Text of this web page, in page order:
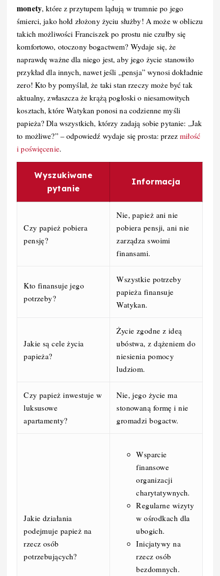
monety, które z przytupem lądują w trumnie po jego
śmierci, jako hołd złożony życiu służby! A może w obliczu
takich możliwości Franciszek po prostu nie czułby się
komfortowo, otoczony bogactwem? Wydaje się, że
naprawdę ważne dla niego jest, aby jego życie stanowiło
przykład dla innych, nawet jeśli „pensja” wynosi dokładnie
zero! Kto by pomyślał, że taki stan rzeczy może być tak
aktualny, zwłaszcza że krążą pogłoski o niesamowitych
kosztach, które Watykan ponosi na codzienne myśli
papieża? Dla wszystkich, którzy zadają sobie pytanie: „Jak
to możliwe?” – odpowiedź wydaje się prosta: przezmiłość
i poświęcenie.
Wyszukiwane
pytanie
Informacja
Czy papież pobiera
pensję?
Nie, papież ani nie
pobiera pensji, ani nie
zarządza swoimi
finansami.
Kto finansuje jego
potrzeby?
Wszystkie potrzeby
papieża finansuje
Watykan.
Jakie są cele życia
papieża?
Życie zgodne z ideą
ubóstwa, z dążeniem do
niesienia pomocy
ludziom.
Czy papież inwestuje w
luksusowe
apartamenty?
Nie, jego życie ma
stonowaną formę i nie
gromadzi bogactw.
Jakie działania
podejmuje papież na
rzecz osób
potrzebujących?
Wsparcie
finansowe
organizacji
charytatywnych.
Regularne wizyty
w ośrodkach dla
ubogich.
Inicjatywy na
rzecz osób
bezdomnych.